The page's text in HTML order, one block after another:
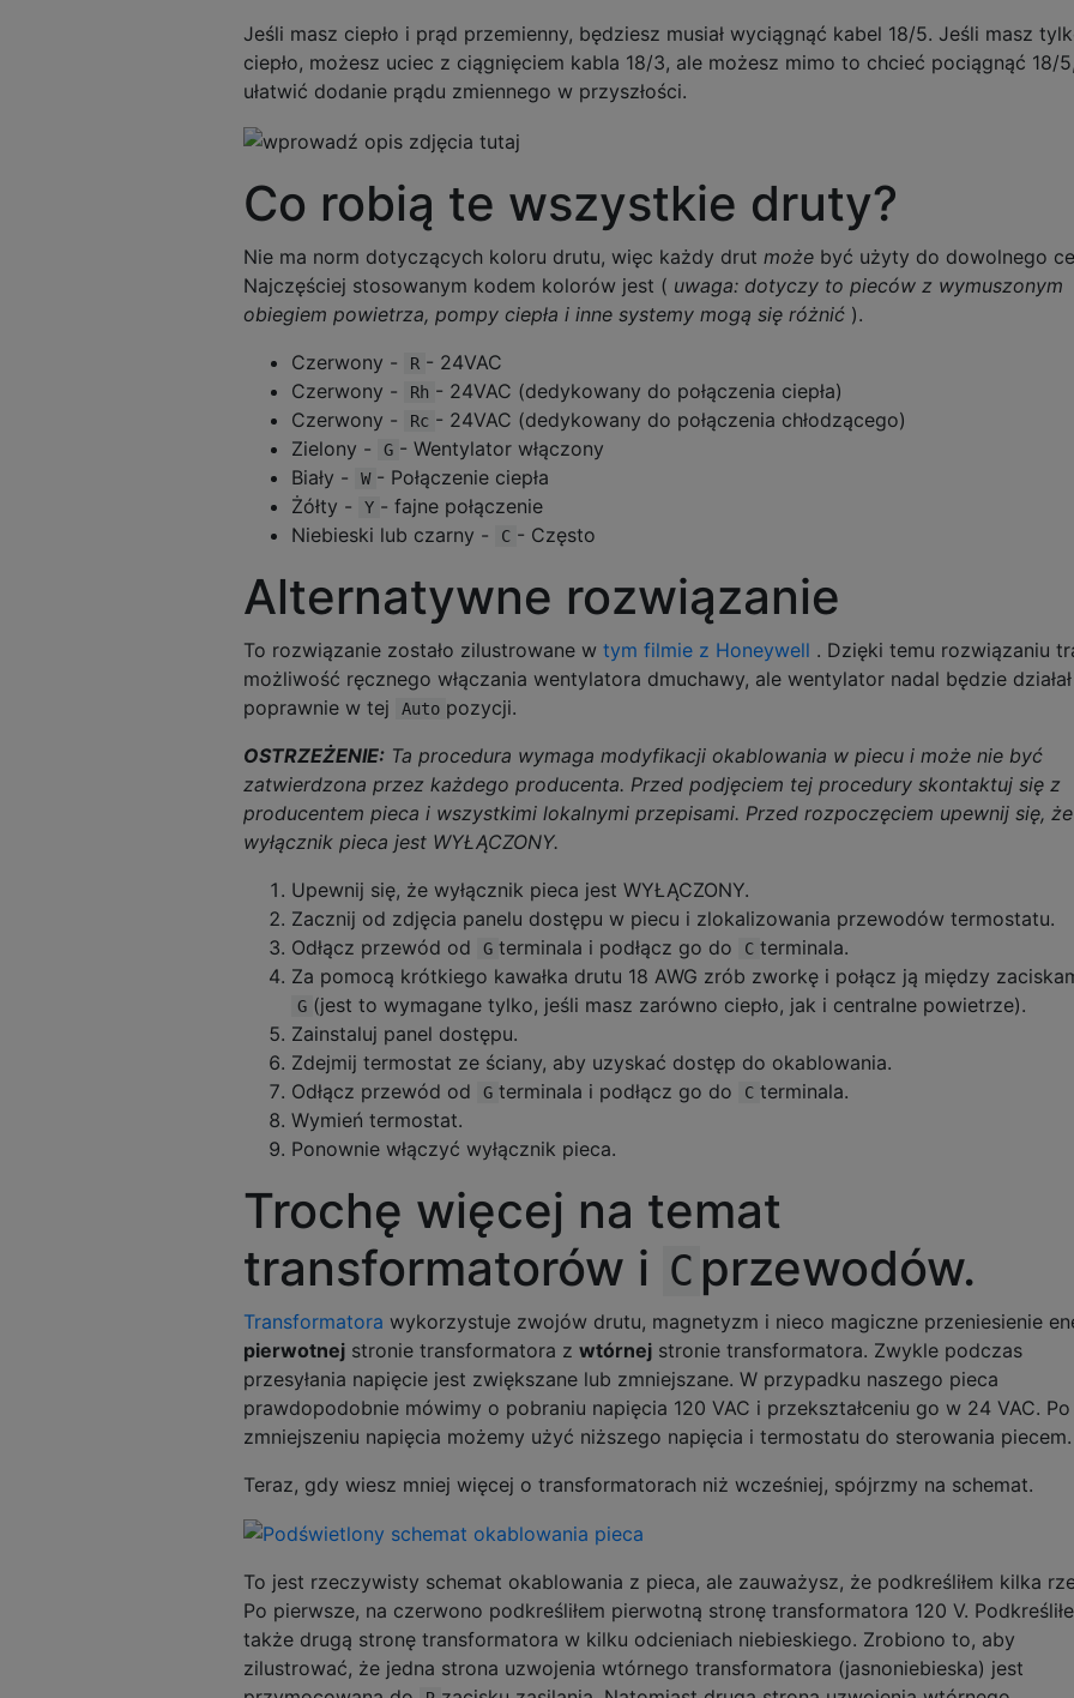
Jeśli masz ciepło i prąd przemienny, będziesz musiał wyciągnąć kabel 18/5. Jeśli masz
ciepło, możesz uciec z ciągnięciem kabla 18/3, ale możesz mimo to chcieć pociągnąć 18/
ułatwić dodanie prądu zmiennego w przyszłości.
Co robią te wszystkie druty?
Nie ma norm dotyczących koloru drutu, więc każdy drut może być użyty do dowolnego
Najczęściej stosowanym kodem kolorów jest ( uwaga: dotyczy to pieców z wymuszonym
obiegiem powietrza, pompy ciepła i inne systemy mogą się różnić ).
Czerwony -
R - 24VAC
Czerwony -
Rh - 24VAC (dedykowany do połączenia ciepła)
Czerwony -
Rc - 24VAC (dedykowany do połączenia chłodzącego)
Zielony -
G - Wentylator włączony
Biały -
W - Połączenie ciepła
Żółty -
Y - fajne połączenie
Niebieski lub czarny -
C - Często
Alternatywne rozwiązanie
To rozwiązanie zostało zilustrowane w tym filmie z Honeywell . Dzięki temu rozwiązaniu
możliwość ręcznego włączania wentylatora dmuchawy, ale wentylator nadal będzie działał
poprawnie w tej
Auto pozycji.
OSTRZEŻENIE: Ta procedura wymaga modyfikacji okablowania w piecu i może nie być
zatwierdzona przez każdego producenta. Przed podjęciem tej procedury skontaktuj się z
producentem pieca i wszystkimi lokalnymi przepisami. Przed rozpoczęciem upewnij się, że
wyłącznik pieca jest WYŁĄCZONY.
Upewnij się, że wyłącznik pieca jest WYŁĄCZONY.
Zacznij od zdjęcia panelu dostępu w piecu i zlokalizowania przewodów termostatu.
Odłącz przewód od
G terminala i podłącz go do C terminala.
Za pomocą krótkiego kawałka drutu 18 AWG zrób zworkę i połącz ją między
G (jest to wymagane tylko, jeśli masz zarówno ciepło, jak i centralne powietrze).
Zainstaluj panel dostępu.
Zdejmij termostat ze ściany, aby uzyskać dostęp do okablowania.
Odłącz przewód od
G terminala i podłącz go do C terminala.
Wymień termostat.
Ponownie włączyć wyłącznik pieca.
Trochę więcej na temat
transformatorów i C przewodów.
Transformatora wykorzystuje zwojów drutu, magnetyzm i nieco magiczne przeniesienie
pierwotnej stronie transformatora z wtórnej stronie transformatora. Zwykle podczas
przesyłania napięcie jest zwiększane lub zmniejszane. W przypadku naszego pieca
prawdopodobnie mówimy o pobraniu napięcia 120 VAC i przekształceniu go w 24 VAC. Po
zmniejszeniu napięcia możemy użyć niższego napięcia i termostatu do sterowania piecem.
Teraz, gdy wiesz mniej więcej o transformatorach niż wcześniej, spójrzmy na schemat.
To jest rzeczywisty schemat okablowania z pieca, ale zauważysz, że podkreśliłem kilka
Po pierwsze, na czerwono podkreśliłem pierwotną stronę transformatora 120 V.
także drugą stronę transformatora w kilku odcieniach niebieskiego. Zrobiono to, aby
zilustrować, że jedna strona uzwojenia wtórnego transformatora (jasnoniebieska) jest